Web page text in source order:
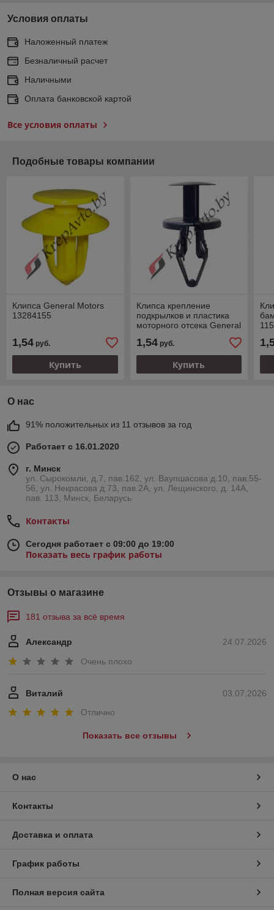
Условия оплаты
Наложенный платеж
Безналичный расчет
Наличными
Оплата банковской картой
Все условия оплаты
Подобные товары компании
Клипса General Motors
13284155
1,54 руб.
Купить
Клипса крепление
подкрылков и пластика
моторного отсека General
1816589; Ford W712196-
S300
1,54руб.
Купить
О нас
91% положительных из 11 отзывов за год
Работает с 16.01.2020
г. Минск
ул. Сырокомли, д.7, пав.162, ул. Ваупшасова д.10, пав.55-
56, ул. Некрасова д.73, пав.2А, ул. Лещинского, д. 14А,
пав. 113, Минск, Беларусь
Контакты
Сегодня работает с 09:00 до 19:00
Показать весь график работы
Отзывы о магазине
181 отзыва за всё время
24.07.2026
Александр
Очень плохо
03.07.2026
Виталий
Отлично
Показать все отзывы
О нас
Контакты
Доставка и оплата
График работы
Полная версия сайта